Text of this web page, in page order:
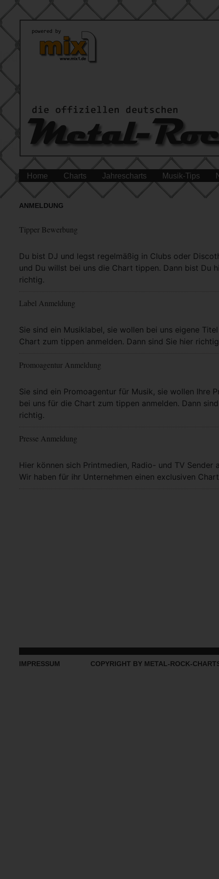
Home Charts Jahrescharts Musik-Tips
ANMELDUNG
Tipper Bewerbung
Du bist DJ und legst regelmäßig in Clubs oder
und Du willst bei uns die Chart tippen. Dann bist Du
richtig.
Mehr Info
Label Anmeldung
Sie sind ein Musiklabel, sie wollen bei uns eigene
Chart zum tippen anmelden. Dann sind Sie hier
Mehr Info
Promoagentur Anmeldung
Sie sind ein Promoagentur für Musik, sie wollen Ihre
bei uns für die Chart zum tippen anmelden. Dann
richtig.
Mehr Info
Presse Anmeldung
Hier können sich Printmedien, Radio- und TV Sender
Wir haben für ihr Unternehmen einen exclusiven
Mehr Info
IMPRESSUM COPYRIGHT BY METAL-ROCK-